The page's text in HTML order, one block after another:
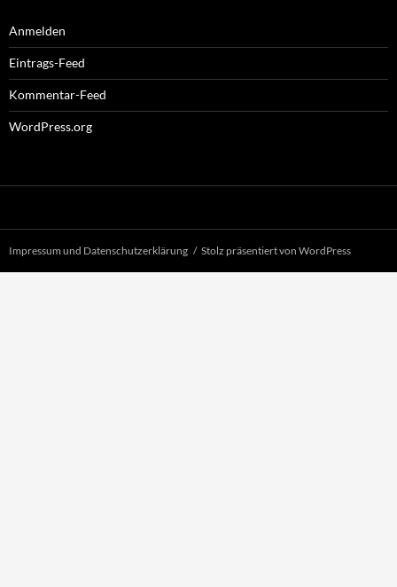
Anmelden
Eintrags-Feed
Kommentar-Feed
WordPress.org
Impressum und Datenschutzerklärung Stolz präsentiert von WordPress